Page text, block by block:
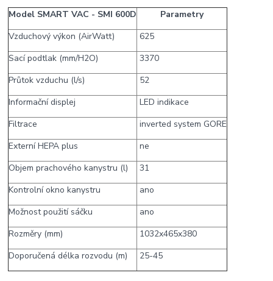
Model SMART VAC - SMI 600D
Parametry
Vzduchový výkon (AirWatt)
625
Sací podtlak (mm/H2O)
3370
Průtok vzduchu (l/s)
52
Informační displej
LED indikace
Filtrace
inverted system GORE
Externí HEPA plus
ne
Objem prachového kanystru (l)
31
Kontrolní okno kanystru
ano
Možnost použití sáčku
ano
Rozměry (mm)
1032x465x380
Doporučená délka rozvodu (m)
25-45